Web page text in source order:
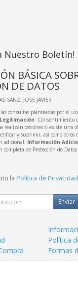
Nuestro Boletín!
BÁSICA
DE DATOS
SANZ, JOSE JAVIER
consultas planteadas por el
Legitimación: Consentimiento
realizan cesiones si existe una
y suprimir, así como otros
adicional; Información
completa de Protección de
la Política de Privacidad
Enviar
Política
Formas